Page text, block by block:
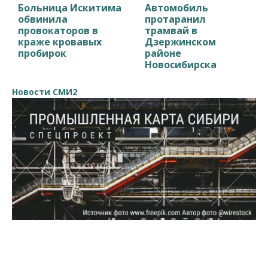
Больница Искитима
обвинила
провокаторов в
краже кровавых
пробирок
Автомобиль
протаранил
трамвай в
Дзержинском
районе
Новосибирска
Новости СМИ2